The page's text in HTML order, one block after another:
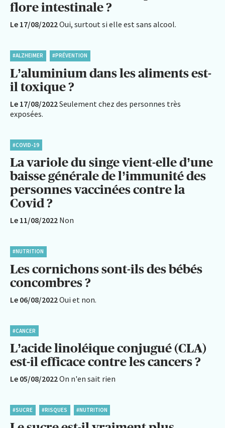
flore intestinale ?
Le 17/08/2022Oui, surtout si elle est sans alcool.
#ALZHEIMER #PRÉVENTION
L’aluminium dans les aliments est-
il toxique ?
Le 17/08/2022Seulement chez des personnes très
exposées.
#COVID-19
La variole du singe vient-elle d’une
baisse générale de l’immunité des
personnes vaccinées contre la
Covid ?
Le 11/08/2022 Non
#NUTRITION
Les cornichons sont-ils des bébés
concombres ?
Le 06/08/2022Oui et non.
#CANCER
L’acide linoléique conjugué (CLA)
est-il efficace contre les cancers ?
Le 05/08/2022On n'en sait rien
#SUCRE #RISQUES #NUTRITION